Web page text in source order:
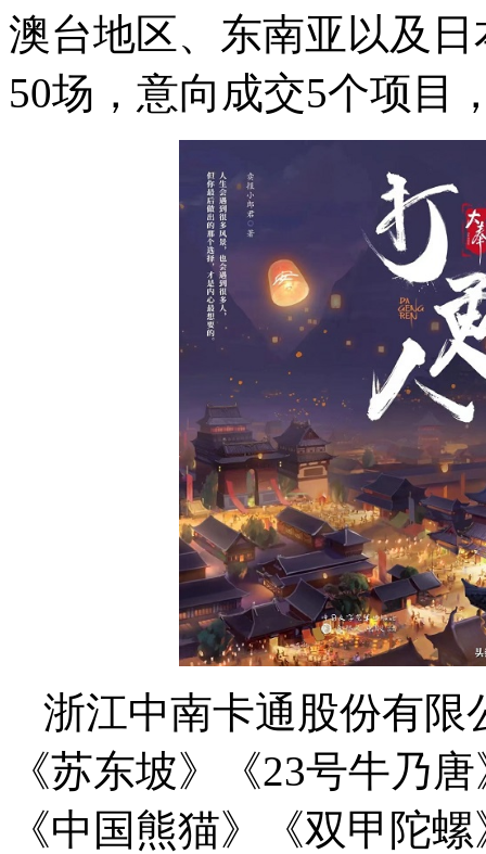
澳台地区、东南亚以及
50场，意向成交5个项目
浙江中南卡通股份有限
《苏东坡》《23号牛乃
《中国熊猫》《双甲陀